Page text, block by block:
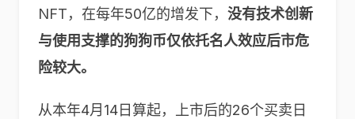
NFT，在每年50亿的增发下， 没有技术创新
与使用支撑的狗狗币仅依托名人效应后市危
险较大。
从本年4月14日算起，上市后的26个买卖日